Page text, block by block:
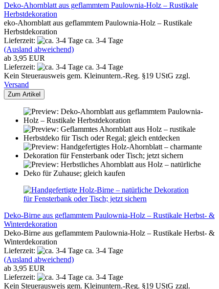
Deko-Ahornblatt aus geflammtem Paulownia-Holz – Rustikale
Herbstdekoration
eko-Ahornblatt aus geflammtem Paulownia-Holz – Rustikale
Herbstdekoration
Lieferzeit:
ca. 3-4 Tage
(Ausland abweichend)
ab 3,95 EUR
Lieferzeit:
ca. 3-4 Tage
Kein Steuerausweis gem. Kleinuntern.-Reg. §19 UStG zzgl.
Versand
Zum Artikel
Deko-Birne aus geflammtem Paulownia-Holz – Rustikale Herbst- &
Winterdekoration
Deko-Birne aus geflammtem Paulownia-Holz – Rustikale Herbst- &
Winterdekoration
Lieferzeit:
ca. 3-4 Tage
(Ausland abweichend)
ab 3,95 EUR
Lieferzeit:
ca. 3-4 Tage
Kein Steuerausweis gem. Kleinuntern.-Reg. §19 UStG zzgl.